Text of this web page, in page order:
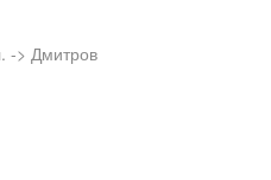
-> Дмитров